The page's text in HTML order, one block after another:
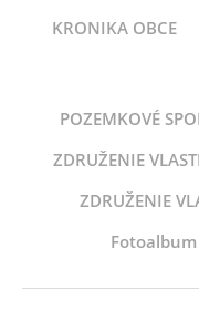
KRONIKA OBCE
POZEMKOVÉ
ZDRUŽENIE
ZDRUŽENIE
Fotoalbum